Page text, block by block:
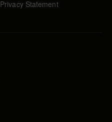
Privacy Statement